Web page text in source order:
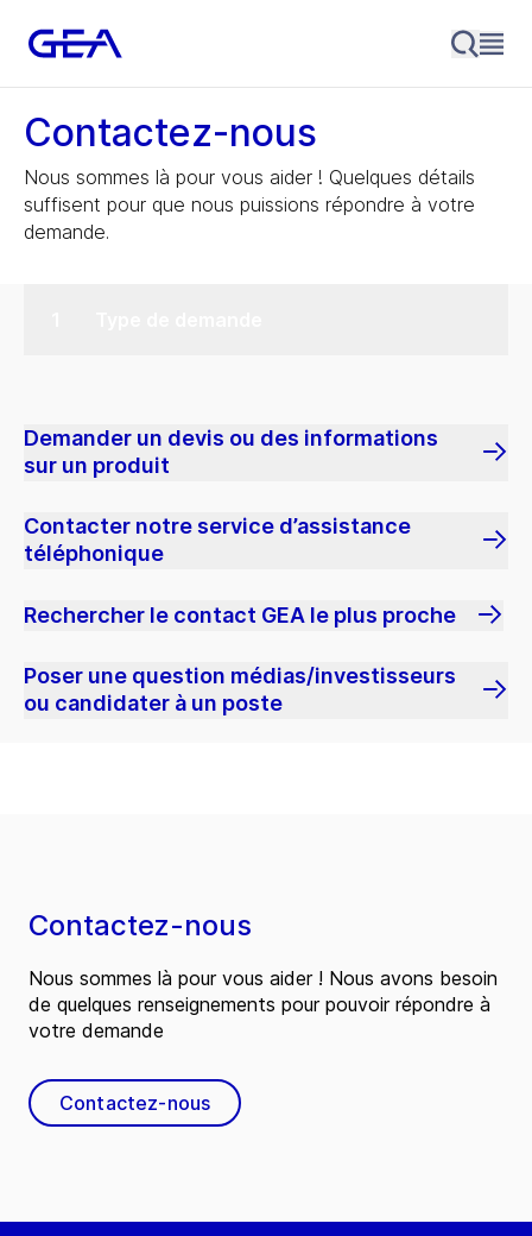
Contactez-nous
Nous sommes là pour vous aider ! Quelques détails
suffisent pour que nous puissions répondre à votre
demande.
Demander un devis ou des informations
sur un produit
Contacter notre service d’assistance
téléphonique
Rechercher le contact GEA le plus proche
Poser une question médias/investisseurs
ou candidater à un poste
Contactez-nous
Nous sommes là pour vous aider ! Nous avons besoin
de quelques renseignements pour pouvoir répondre à
votre demande
Contactez-nous